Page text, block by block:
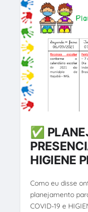
✅
HIGIENE
Como eu disse
planejamento
COVID-19 e